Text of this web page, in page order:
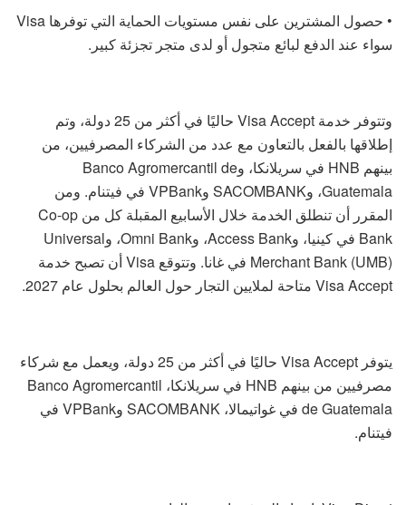
• حصول المشترين على نفس مستويات الحماية التي توفرها Visa
سواء عند الدفع لبائع متجول أو لدى متجر تجزئة كبير.
وتتوفر خدمة Visa Accept حاليًا في أكثر من 25 دولة، وتم
إطلاقها بالفعل بالتعاون مع عدد من الشركاء المصرفيين، من
بينهم HNB في سريلانكا، وBanco Agromercantil de
Guatemala، وSACOMBANK وVPBank في فيتنام. ومن
المقرر أن تنطلق الخدمة خلال الأسابيع المقبلة كل من Co-op
Bank في كينيا، وAccess Bank، وOmni Bank، وUniversal
Merchant Bank (UMB) في غانا. وتتوقع Visa أن تصبح خدمة
Visa Accept متاحة لملايين التجار حول العالم بحلول عام 2027.
يتوفر Visa Accept حاليًا في أكثر من 25 دولة، ويعمل مع شركاء
مصرفيين من بينهم HNB في سريلانكا، Banco Agromercantil
de Guatemala في غواتيمالا، SACOMBANK وVPBank في
فيتنام.